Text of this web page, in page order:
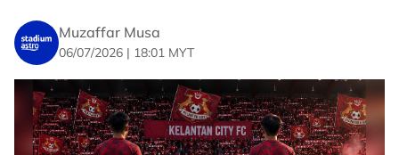
Muzaffar Musa
06/07/2026 | 18:01 MYT